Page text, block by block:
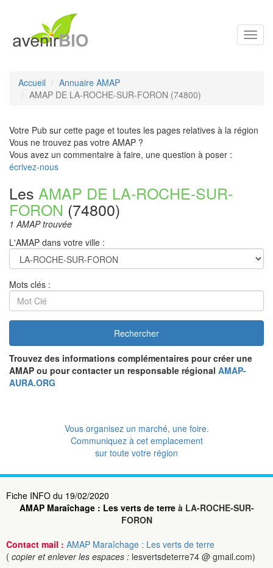
Accueil
Annuaire AMAP
AMAP DE LA-ROCHE-SUR-FORON (74800)
Votre Pub sur cette page et toutes les pages relatives à la région
Vous ne trouvez pas votre AMAP ?
Vous avez un commentaire à faire, une question à poser :
écrivez-nous
Les AMAP DE LA-ROCHE-SUR-
FORON (74800)
1 AMAP trouvée
L'AMAP dans votre ville :
Mots clés :
Rechercher
Trouvez des informations complémentaires pour créer une
AMAP ou pour contacter un responsable régional AMAP-
AURA.ORG
Vous organisez un marché, une foire.
Communiquez à cet emplacement
sur toute votre région
Fiche INFO du 19/02/2020
AMAP Maraîchage : Les verts de terreà LA-ROCHE-SUR-
FORON
Contact mail : AMAP Maraîchage : Les verts de terre
( copier et enlever les espaces : lesvertsdeterre74 @ gmail.com)